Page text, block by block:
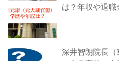
は？年収や退職
深井智朗院長（